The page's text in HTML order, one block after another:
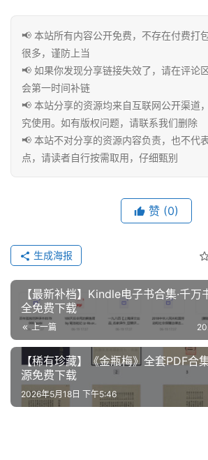
合
作
📢 本站所有内容公开免费，不存在付费打
很多，谨防上当
📢 如果你发现分享链接失效了，请在评论
会第一时间补链
📢 本站分享的资源均来自互联网公开渠道
究使用。如有版权问题，请联系我们删除
📢 本站不对分享的资源内容负责，也不代
点，请读者自行按需取用，仔细甄别
赞 (0)
生成海报
【最新补档】Kindle电子书合集·千
全免费下载
上一篇
【稀有珍藏】《金瓶梅》全套PDF合
源免费下载
2026年5月18日 下午5:46